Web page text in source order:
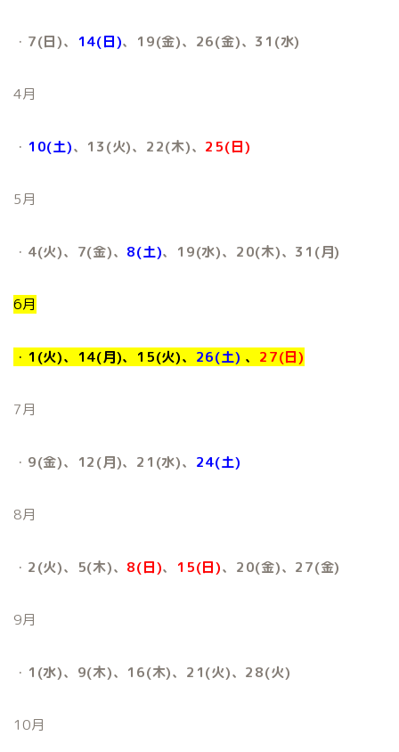
・ 7(日)、 14(日)、19(金)、26(金)、31(水)
4月
・ 10(土)、13(火)、22(木)、 25(日)
5月
・ 4(火)、7(金)、 8(土)、19(水)、20(木)、31(月)
6月
・ 1(火)、14(月)、15(火)、 26(土) 、 27(日)
7月
・ 9(金)、12(月)、21(水)、 24(土)
8月
・ 2(火)、5(木)、 8(日)、 15(日)、20(金)、27(金)
9月
・ 1(水)、9(木)、16(木)、21(火)、28(火)
10月